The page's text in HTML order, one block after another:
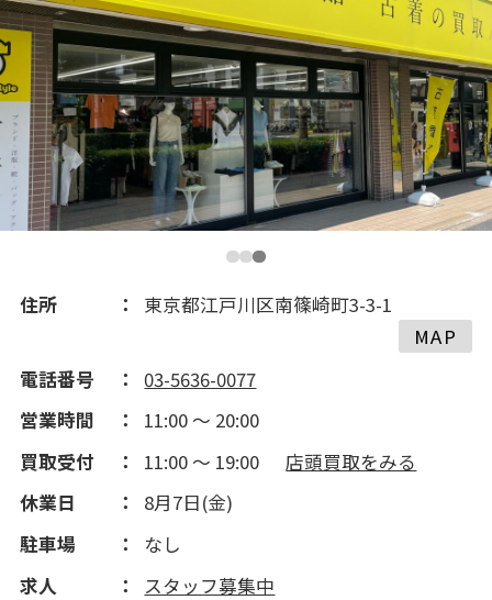
住所
東京都江戸川区南篠崎町3-3-1
MAP
電話番号
03-5636-0077
営業時間
11:00 ～ 20:00
買取受付
11:00 ～ 19:00
店頭買取をみる
休業日
8月7日(金)
駐車場
なし
求人
スタッフ募集中